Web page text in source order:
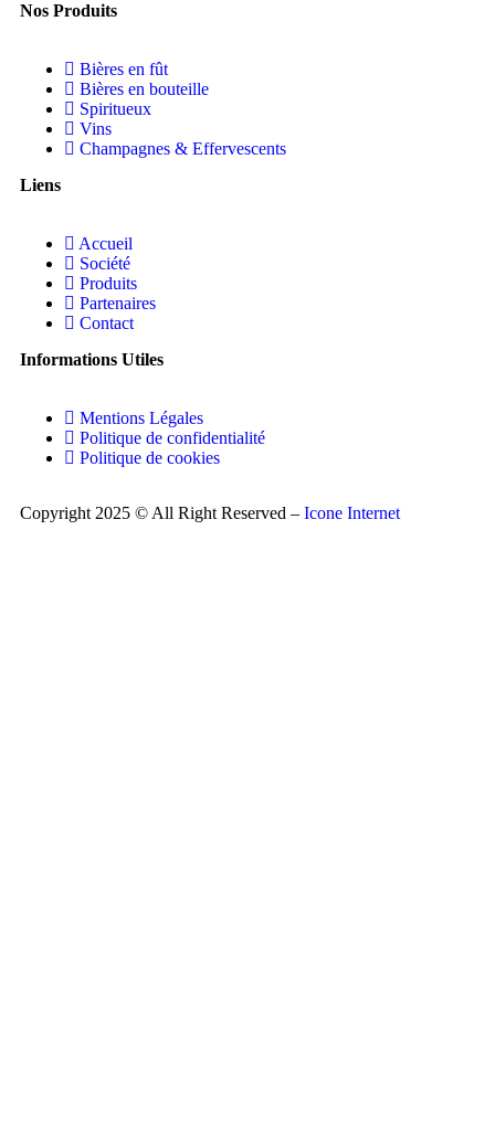
Nos Produits
Bières en fût
Bières en bouteille
Spiritueux
Vins
Champagnes & Effervescents
Liens
Accueil
Société
Produits
Partenaires
Contact
Informations Utiles
Mentions Légales
Politique de confidentialité
Politique de cookies
Copyright 2025 © All Right Reserved – Icone Internet